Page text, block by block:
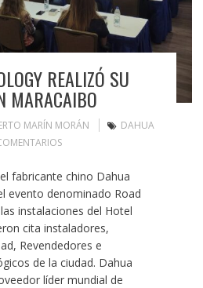
REALIZÓ SU
MARACAIBO
MARÍN MORÁN
DAHUA
fabricante chino Dahua
evento denominado Road
instalaciones del Hotel
cita instaladores,
Revendedores e
de la ciudad. Dahua
líder mundial de